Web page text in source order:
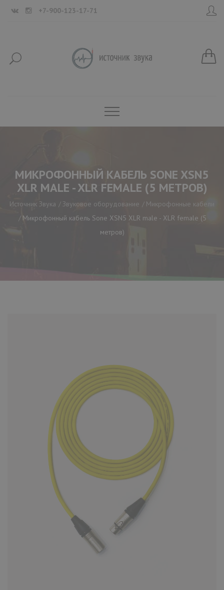
+7-900-123-17-71
МИКРОФОННЫЙ КАБЕЛЬ SONE XSN5
XLR MALE - XLR FEMALE (5 МЕТРОВ)
Источник Звука Звуковое оборудование
Микрофонные кабели
Микрофонный кабель Sone XSN5 XLR male - XLR female (5
метров)